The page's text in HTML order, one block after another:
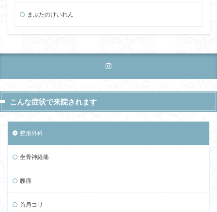
まぶたのけいれん
こんな症状で来院されます
整形外科
坐骨神経痛
腰痛
首肩コリ